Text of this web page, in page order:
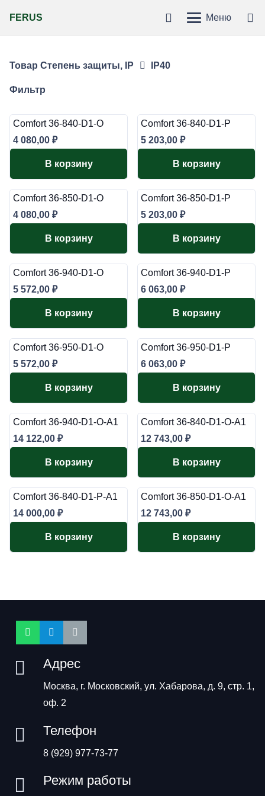
FERUS Меню
Товар Степень защиты, IP IP40
Фильтр
Comfort 36-840-D1-O
4 080,00 ₽
В корзину
Comfort 36-840-D1-P
5 203,00 ₽
В корзину
Comfort 36-850-D1-O
4 080,00 ₽
В корзину
Comfort 36-850-D1-P
5 203,00 ₽
В корзину
Comfort 36-940-D1-O
5 572,00 ₽
В корзину
Comfort 36-940-D1-P
6 063,00 ₽
В корзину
Comfort 36-950-D1-O
5 572,00 ₽
В корзину
Comfort 36-950-D1-P
6 063,00 ₽
В корзину
Comfort 36-940-D1-O-A1
14 122,00 ₽
В корзину
Comfort 36-840-D1-O-A1
12 743,00 ₽
В корзину
Comfort 36-840-D1-P-A1
14 000,00 ₽
В корзину
Comfort 36-850-D1-O-A1
12 743,00 ₽
В корзину
Адрес
Москва, г. Московский, ул. Хабарова, д. 9, стр. 1,
оф. 2
Телефон
8 (929) 977-73-77
Режим работы